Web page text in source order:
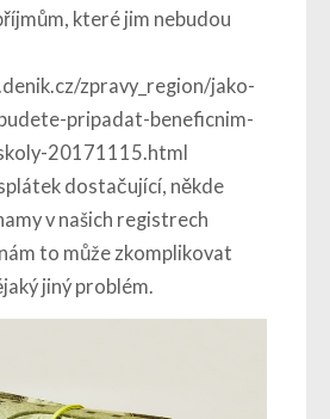
které jim nebudou
zpravy_region/jako-
pripadat-beneficnim-
20171115.html
dostačující, někde
v našich registrech
to může zkomplikovat
jiný problém.